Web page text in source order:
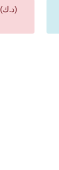
(د.ك) KWD